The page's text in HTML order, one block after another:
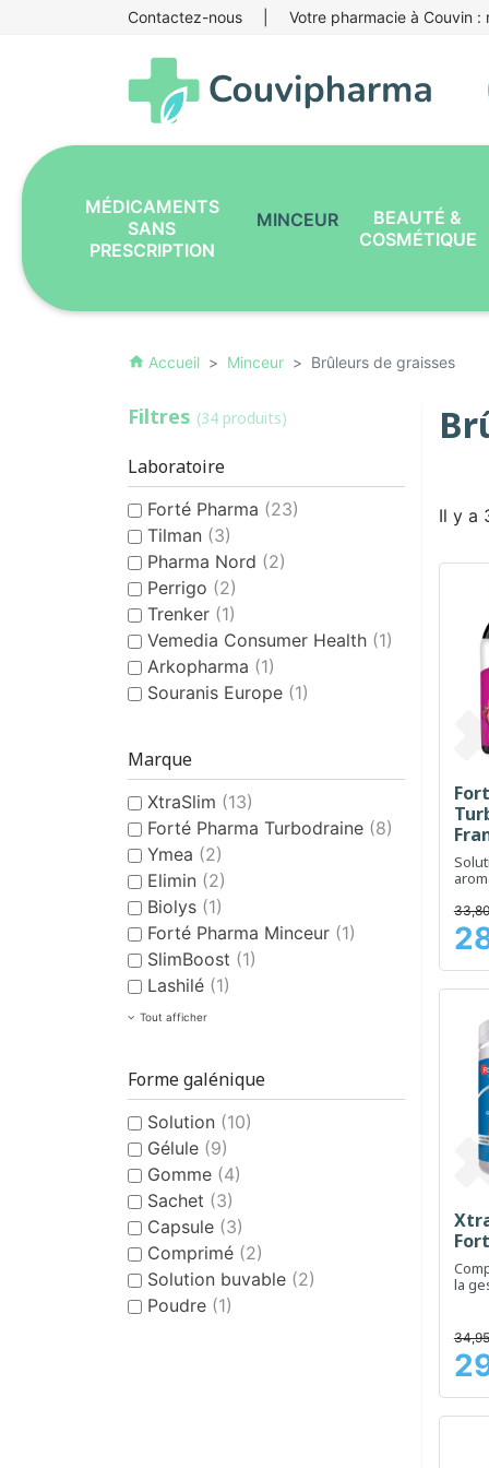
Contactez-nous Votre pharmacie à Couvin
MÉDICAMENTS
SANS
PRESCRIPTION
MINCEUR
BEAUTÉ &
COSMÉTIQUE
home Accueil Minceur Brûleurs de graisses
Filtres (34 produits)
Laboratoire
Forté Pharma (23)
Tilman (3)
Pharma Nord (2)
Perrigo (2)
Trenker (1)
Vemedia Consumer Health (1)
Arkopharma (1)
Souranis Europe (1)
Marque
XtraSlim (13)
Forté Pharma Turbodraine (8)
Ymea (2)
Elimin (2)
Biolys (1)
Forté Pharma Minceur (1)
SlimBoost (1)
Lashilé (1)
Tout afficher
Forme galénique
Solution (10)
Gélule (9)
Gomme (4)
Sachet (3)
Capsule (3)
Comprimé (2)
Solution buvable (2)
Poudre (1)
Il y a
ml
Prix
la
Prix